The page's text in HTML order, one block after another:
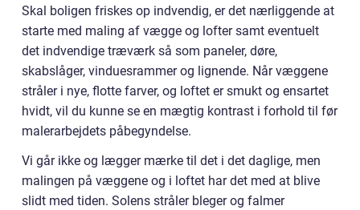
Skal boligen friskes op indvendig, er det nærliggende at
starte med maling af vægge og lofter samt eventuelt
det indvendige træværk så som paneler, døre,
skabslåger, vinduesrammer og lignende. Når væggene
stråler i nye, flotte farver, og loftet er smukt og ensartet
hvidt, vil du kunne se en mægtig kontrast i forhold til før
malerarbejdets påbegyndelse.
Vi går ikke og lægger mærke til det i det daglige, men
malingen på væggene og i loftet har det med at blive
slidt med tiden. Solens stråler bleger og falmer